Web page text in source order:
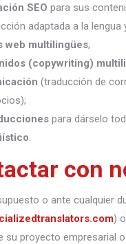
SEO para sus
adaptada a la
web multilingües;
(copywriting)
(traducción de
para dárselo
con
o ante cualquier
)
su proyecto empresarial